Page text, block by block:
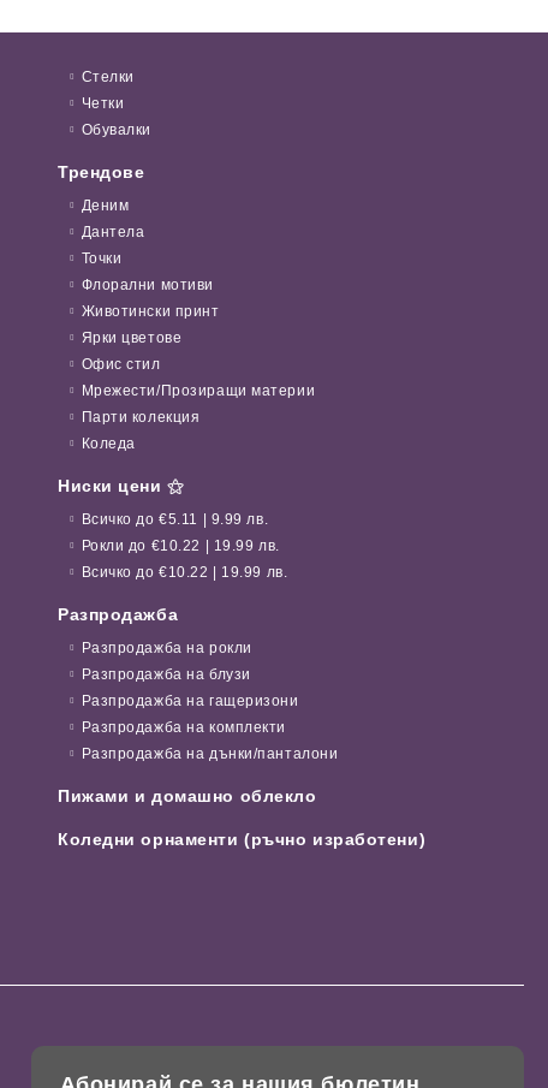
Стелки
Четки
Обувалки
Трендове
Деним
Дантела
Точки
Флорални мотиви
Животински принт
Ярки цветове
Офис стил
Мрежести/Прозиращи материи
Парти колекция
Коледа
Ниски цени ⚝
Всичко до €5.11 | 9.99 лв.
Рокли до €10.22 | 19.99 лв.
Всичко до €10.22 | 19.99 лв.
Разпродажба
Разпродажба на рокли
Разпродажба на блузи
Разпродажба на гащеризони
Разпродажба на комплекти
Разпродажба на дънки/панталони
Пижами и домашно облекло
Коледни орнаменти (ръчно изработени)